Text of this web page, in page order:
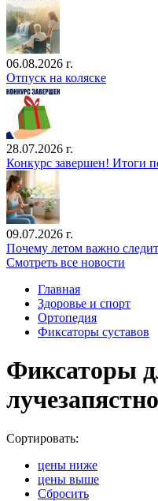
06.08.2026 г.
Отпуск на коляске
28.07.2026 г.
Конкурс завершен! Итоги
09.07.2026 г.
Почему летом важно
Смотреть все новости
Главная
Здоровье и спорт
Ортопедия
Фиксаторы суставов
Фиксаторы
Сортировать:
цены ниже
цены выше
Сбросить